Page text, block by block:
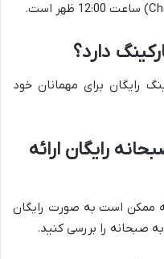
دارد؟
رایگان برای مهمانان خود
رایگان ارائه
ممکن است به صورت رایگان
صبحانه را بررسی کنید.